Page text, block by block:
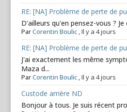
RE: [NA] Problème de perte de
D'ailleurs qu'en pensez-vous ?
ParCorentin Boulic, Il y a 4 jours
RE: [NA] Problème de perte de
J'ai exactement les même
Maza d...
ParCorentin Boulic, Il y a 4 jours
Custode arrière ND
Bonjour à tous. Je suis récent